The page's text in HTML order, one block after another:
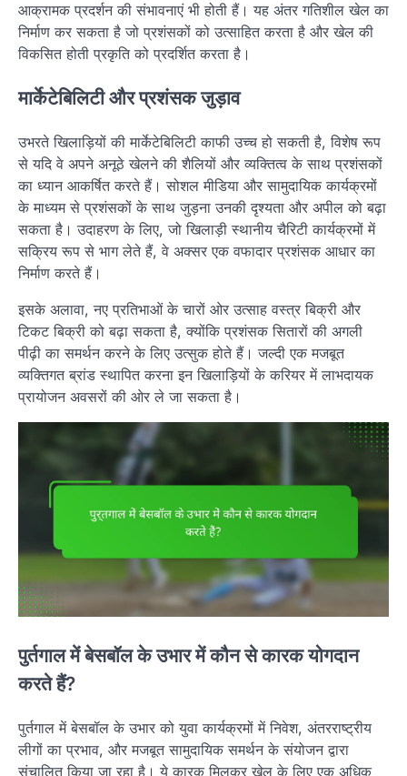
आक्रामक प्रदर्शन की संभावनाएं भी होती हैं। यह अंतर गतिशील खेल का
निर्माण कर सकता है जो प्रशंसकों को उत्साहित करता है और खेल की
विकसित होती प्रकृति को प्रदर्शित करता है।
मार्केटेबिलिटी और प्रशंसक जुड़ाव
उभरते खिलाड़ियों की मार्केटेबिलिटी काफी उच्च हो सकती है, विशेष रूप
से यदि वे अपने अनूठे खेलने की शैलियों और व्यक्तित्व के साथ प्रशंसकों
का ध्यान आकर्षित करते हैं। सोशल मीडिया और सामुदायिक कार्यक्रमों
के माध्यम से प्रशंसकों के साथ जुड़ना उनकी दृश्यता और अपील को बढ़ा
सकता है। उदाहरण के लिए, जो खिलाड़ी स्थानीय चैरिटी कार्यक्रमों में
सक्रिय रूप से भाग लेते हैं, वे अक्सर एक वफादार प्रशंसक आधार का
निर्माण करते हैं।
इसके अलावा, नए प्रतिभाओं के चारों ओर उत्साह वस्त्र बिक्री और
टिकट बिक्री को बढ़ा सकता है, क्योंकि प्रशंसक सितारों की अगली
पीढ़ी का समर्थन करने के लिए उत्सुक होते हैं। जल्दी एक मजबूत
व्यक्तिगत ब्रांड स्थापित करना इन खिलाड़ियों के करियर में लाभदायक
प्रायोजन अवसरों की ओर ले जा सकता है।
पुर्तगाल में बेसबॉल के उभार में कौन से कारक योगदान
करते हैं?
पुर्तगाल में बेसबॉल के उभार को युवा कार्यक्रमों में निवेश, अंतरराष्ट्रीय
लीगों का प्रभाव, और मजबूत सामुदायिक समर्थन के संयोजन द्वारा
संचालित किया जा रहा है। ये कारक मिलकर खेल के लिए एक अधिक